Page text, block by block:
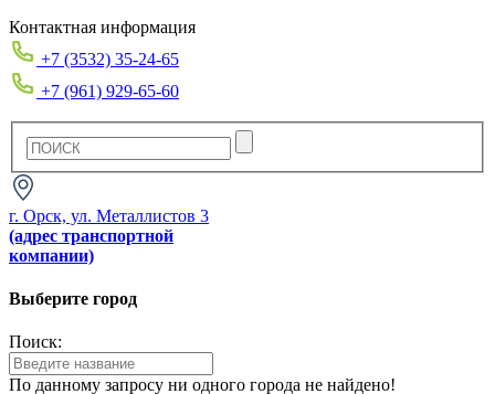
Контактная информация
+7 (3532) 35-24-65
+7 (961) 929-65-60
г. Орск, ул. Металлистов 3
(адрес транспортной
компании)
Выберите город
Поиск:
По данному запросу ни одного города не найдено!